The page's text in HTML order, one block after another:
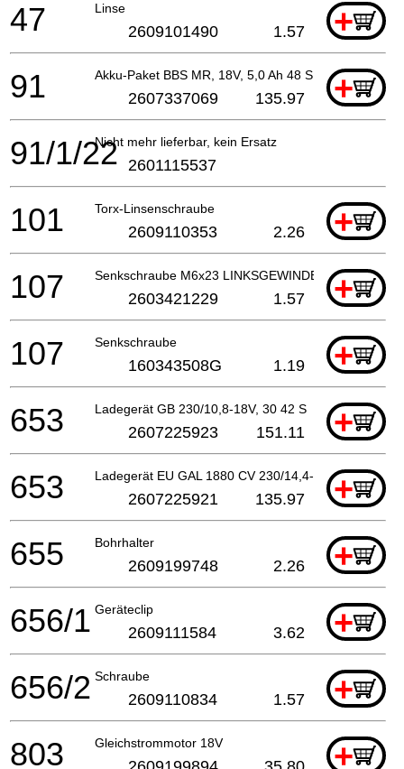
Linse +
47 2609101490 1.57
Akku-Paket BBS MR, 18V, 5,0 Ah 48 S +
91 2607337069 135.97
Nicht mehr lieferbar, kein Ersatz
91/1/22 2601115537
Torx-Linsenschraube +
101 2609110353 2.26
Senkschraube M6x23 LINKSGEWINDE +
107 2603421229 1.57
Senkschraube +
107 160343508G 1.19
Ladegerät GB 230/10,8-18V, 30 42 S +
653 2607225923 151.11
Ladegerät EU GAL 1880 CV 230/14,4-18V+
653 2607225921 135.97
Bohrhalter +
655 2609199748 2.26
Geräteclip +
656/1 2609111584 3.62
Schraube +
656/2 2609110834 1.57
Gleichstrommotor 18V +
803